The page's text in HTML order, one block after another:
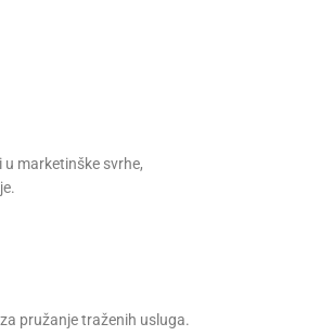
marketinške svrhe,
pružanje traženih usluga.